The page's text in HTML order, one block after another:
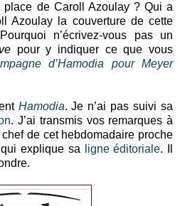
de Caroll Azoulay ? Qui a
Azoulay la couverture de cette
n’écrivez-vous pas un
pour y indiquer ce que vous
d’Hamodia pour Meyer
Hamodia. Je n’ai pas suivi sa
. J’ai transmis vos remarques à
de cet hebdomadaire proche
explique sa
ligne éditoriale. Il